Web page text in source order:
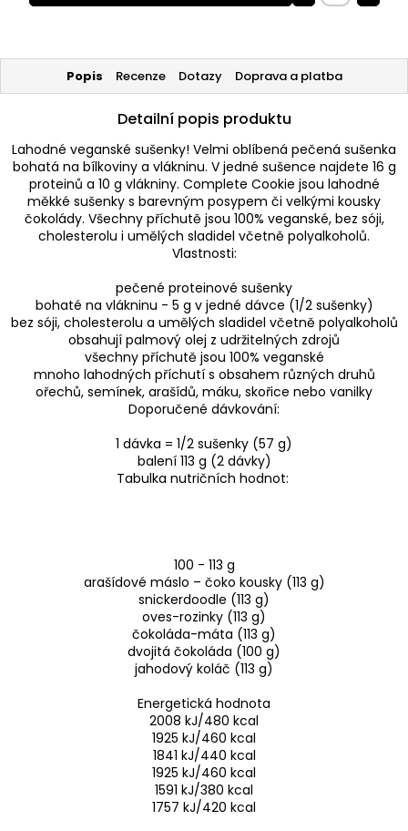
Popis Recenze Dotazy Doprava a platba
Detailní popis produktu
Lahodné veganské sušenky! Velmi oblíbená pečená sušenka
bohatá na bílkoviny a vlákninu. V jedné sušence najdete 16 g
proteinů a 10 g vlákniny. Complete Cookie jsou lahodné
měkké sušenky s barevným posypem či velkými kousky
čokolády. Všechny příchutě jsou 100% veganské, bez sóji,
cholesterolu i umělých sladidel včetně polyalkoholů.
Vlastnosti:
pečené proteinové sušenky
bohaté na vlákninu - 5 g v jedné dávce (1/2 sušenky)
bez sóji, cholesterolu a umělých sladidel včetně polyalkoholů
obsahují palmový olej z udržitelných zdrojů
všechny příchutě jsou 100% veganské
mnoho lahodných příchutí s obsahem různých druhů
ořechů, semínek, arašídů, máku, skořice nebo vanilky
Doporučené dávkování:
1 dávka = 1/2 sušenky (57 g)
balení 113 g (2 dávky)
Tabulka nutričních hodnot:
100 - 113 g
arašídové máslo – čoko kousky (113 g)
snickerdoodle (113 g)
oves-rozinky (113 g)
čokoláda-máta (113 g)
dvojitá čokoláda (100 g)
jahodový koláč (113 g)
Energetická hodnota
2008 kJ/480 kcal
1925 kJ/460 kcal
1841 kJ/440 kcal
1925 kJ/460 kcal
1591 kJ/380 kcal
1757 kJ/420 kcal